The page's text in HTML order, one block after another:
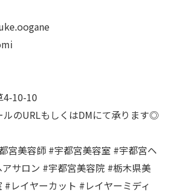
4-10-10
ルのURLもしくはDMにて承ります◎
宮美容師 #宇都宮美容室 #宇都宮ヘ
サロン #宇都宮美容院 #栃木県美
レイヤーカット #レイヤーミディ